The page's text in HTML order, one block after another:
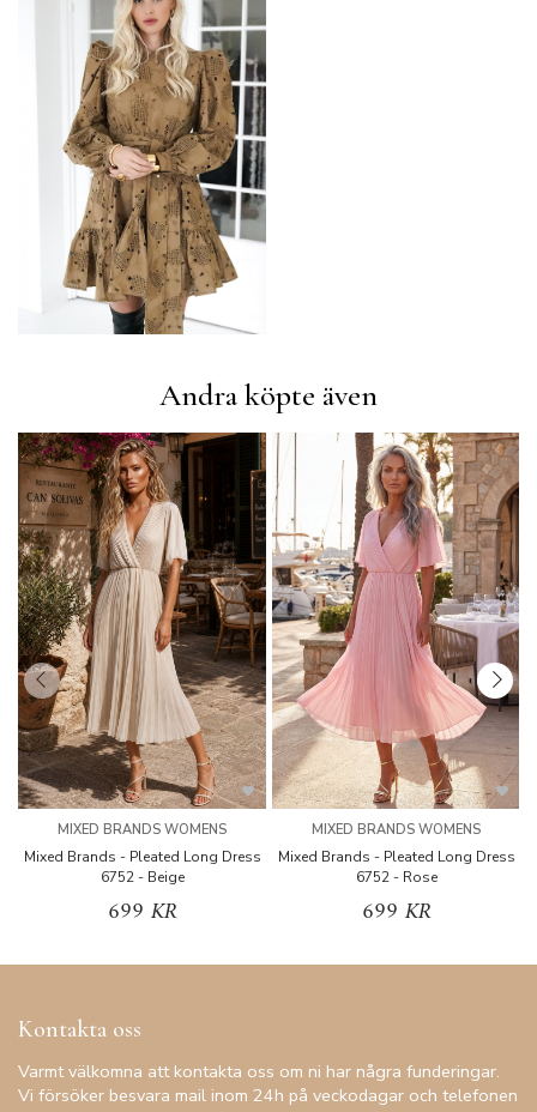
Andra köpte även
MIXED BRANDS WOMENS
Mixed Brands - Pleated Long Dress
6752 - Beige
699 KR
MIXED BRANDS WOMENS
Mixed Brands - Pleated Long Dress
6752 - Rose
699 KR
Kontakta oss
Varmt välkomna att kontakta oss om ni har några funderingar.
Vi försöker besvara mail inom 24h på veckodagar och telefonen